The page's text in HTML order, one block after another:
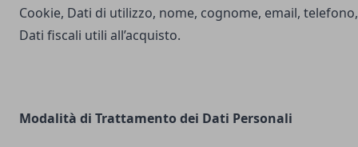
Cookie, Dati di utilizzo, nome, cognome, email, telefono,
Dati fiscali utili all’acquisto.
Modalità di Trattamento dei Dati Personali